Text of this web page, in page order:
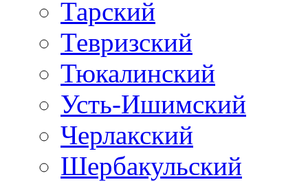
Тарский
Тевризский
Тюкалинский
Усть-Ишимский
Черлакский
Шербакульский